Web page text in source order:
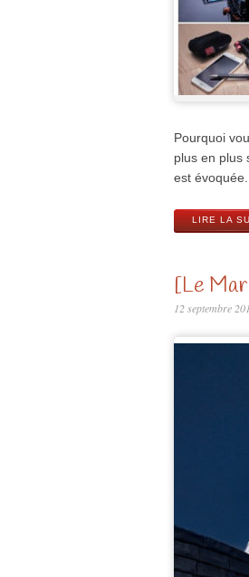
Pourquoi
plus en plus
est
LIRE LA
[Le
12 septembre